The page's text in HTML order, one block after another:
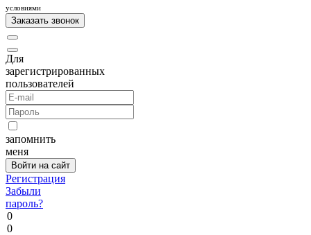
условиями
Для
зарегистрированных
пользователей
запомнить
меня
Регистрация
Забыли
пароль?
0
0